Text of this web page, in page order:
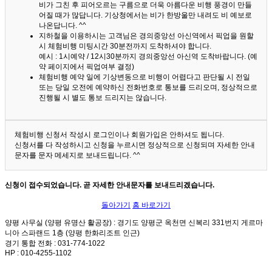
비가 그친 후 피어오르는 구름으로 더욱 아름다운 비행 풍경이 만들
어질 때가 많답니다. 기상청에서는 비가 한방울만 내려도 비 예보로
나온답니다. ^^
지하철을 이용하시는 고객님은 경의중앙선 아신역에서 픽업을 원할
시 체험비행 미팅시간 30분전까지 도착하셔야 합니다.
예시 : 1시예약 / 12시30분까지 경의중앙선 아신역 도착바랍니다. (예
약 페이지에서 픽업여부 결정)
체험비행 예약 일에 기상변동으로 비행이 어렵다고 판단될 시 전일
또는 당일 오전에 예약하신 전화번호로 통보를 드리오며, 정상적으로
진행될 시 별도 통보 드리지는 않습니다.
체험비행 신청서 작성시 로그인이나 회원가입은 안하셔도 됩니다.
신청서를 다 작성하시고 신청을 누르시면 정상적으로 신청되며 자세한 안내
문자를 문자 메세지로 보내드립니다. ^^
신청이 접수되었습니다. 곧 자세한 안내문자를 보내드리겠습니다.
돌아가기 홈 바로가기
양평 사무실 (양평 유명산 활공장) : 경기도 양평군 옥천면 신복리 331번지 게르마
니아 스파랜드 1층 (양평 한화리조트 인근)
경기 통합 전화 : 031-774-1022
HP : 010-4255-1102